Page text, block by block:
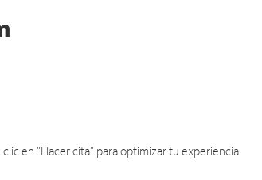
en "Hacer cita" para optimizar tu experiencia.